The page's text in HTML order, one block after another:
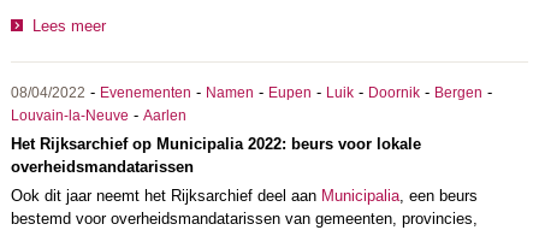
Lees meer
08/04/2022 - Evenementen - Namen - Eupen - Luik- Doornik- Bergen -
Louvain-la-Neuve - Aarlen
Het Rijksarchief op Municipalia 2022: beurs voor lokale
overheidsmandatarissen
Ook dit jaar neemt het Rijksarchief deel aan Municipalia, een beurs
bestemd voor overheidsmandatarissen van gemeenten, provincies,